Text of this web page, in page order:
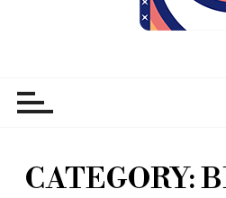
CATEGORY: